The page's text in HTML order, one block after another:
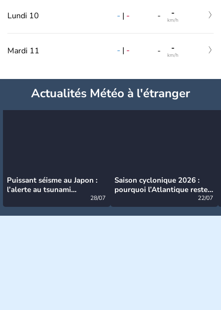
Lundi 10 - | - - -
km/h
Mardi 11 - | - - -
km/h
Actualités Météo à l'étranger
Puissant séisme au Japon :
l’alerte au tsunami
28/07
Saison cyclonique 2026 :
pourquoi l’Atlantique reste
22/07